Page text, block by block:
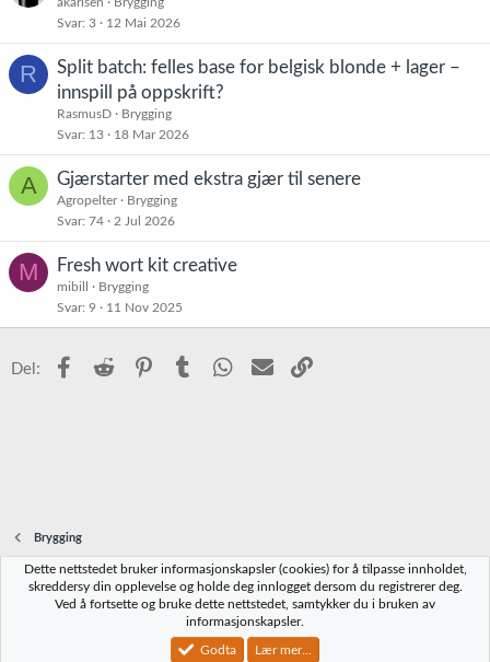
Svar 3 12 Mai 2026
R
Split batch: felles base for belgisk blonde + lager –
innspill på oppskrift?
RasmusD
Brygging
Svar 13 18 Mar 2026
A Gjærstarter med ekstra gjær til senere
Agropelter
Brygging
Svar 74 2 Jul 2026
M Fresh wort kit creative
mibill
Brygging
Svar 9 11 Nov 2025
Del: Facebook
Reddit PinterestTumblr WhatsApp
E-post
Brygging
Norbrygg-default
Vilkår og regler Personvernregler
Community platform by XenForo® © 2010-2023 XenForo Ltd.
Dette nettstedet bruker informasjonskapsler (cookies) for å tilpasse innholdet,
skreddersy din opplevelse og holde deg innlogget dersom du registrerer deg.
Ved å fortsette og bruke dette nettstedet, samtykker du i bruken av
informasjonskapsler.
Godta Lær mer...